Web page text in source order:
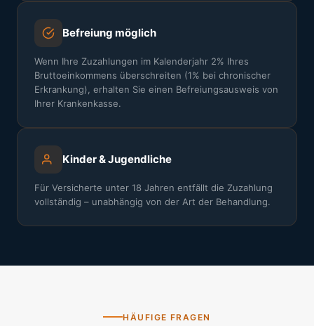
Befreiung möglich
Wenn Ihre Zuzahlungen im Kalenderjahr 2% Ihres
Bruttoeinkommens überschreiten (1% bei chronischer
Erkrankung), erhalten Sie einen Befreiungsausweis von
Ihrer Krankenkasse.
Kinder & Jugendliche
Für Versicherte unter 18 Jahren entfällt die Zuzahlung
vollständig – unabhängig von der Art der Behandlung.
HÄUFIGE FRAGEN